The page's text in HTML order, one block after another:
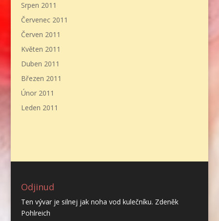
Srpen 2011
Červenec 2011
Červen 2011
Květen 2011
Duben 2011
Březen 2011
Únor 2011
Leden 2011
Odjinud
Ten vývar je silnej jak noha vod kulečníku. Zdeněk
Pohlreich